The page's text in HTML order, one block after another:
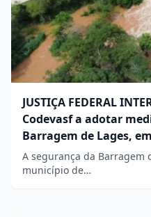
JUSTIÇA FEDERAL
Codevasf a adotar
Barragem de Lages,
A segurança da Barragem
município de…